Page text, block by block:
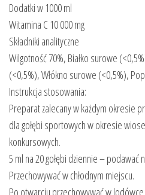
Dodatki w 1000 ml
Witamina C 10 000 mg
Składniki analityczne
Wilgotność 70%, Białko surowe
(<0,5%), Włókno surowe (<0,5%),
Instrukcja stosowania:
Preparat zalecany w każdym okresie
dla gołębi sportowych w okresie
konkursowych.
5 ml na 20 gołębi dziennie – podawać
Przechowywać w chłodnym miejscu.
Po otwarciu przechowywać w lodówce.